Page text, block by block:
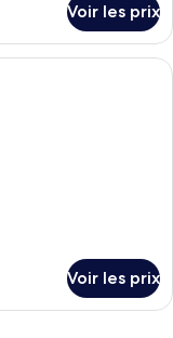
Voir les prix
à coucher avec un lit
Voir les prix